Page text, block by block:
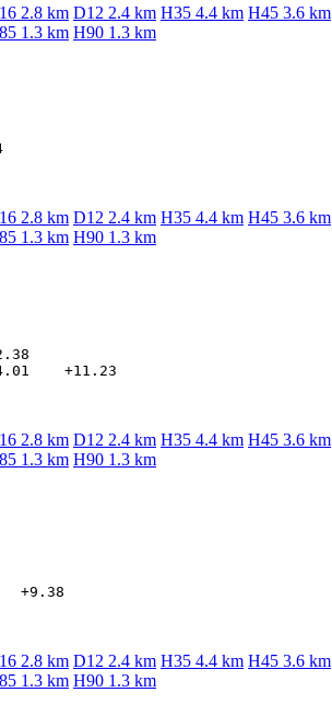
2.8 km D12 2.4 km H35 4.4 km H45 3.6 km
1.3 km H90 1.3 km
2.8 km D12 2.4 km H35 4.4 km H45 3.6 km
1.3 km H90 1.3 km
2.8 km D12 2.4 km H35 4.4 km H45 3.6 km
1.3 km H90 1.3 km
2.8 km D12 2.4 km H35 4.4 km H45 3.6 km
1.3 km H90 1.3 km